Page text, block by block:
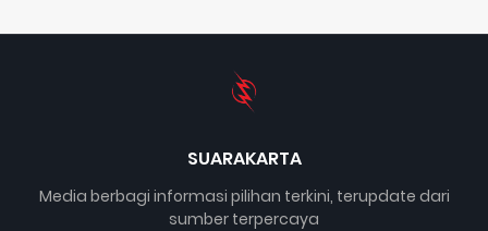
SUARAKARTA
Media berbagi informasi pilihan terkini, terupdate dari
sumber terpercaya